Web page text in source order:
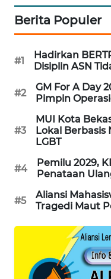
Berita Populer
#1
Hadirkan
Disiplin ASN
#2
GM For A Day
Pimpin
#3
MUI Kota
Lokal
LGBT
#4
Pemilu 2029,
Penataan
#5
Aliansi
Tragedi Maut
NEWS
KARING
NEWS
JURNAL
MARITIM
HUMBANG
FISUELRI